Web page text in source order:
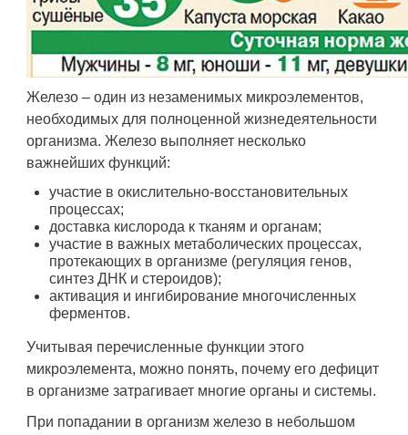
Железо – один из незаменимых микроэлементов,
необходимых для полноценной жизнедеятельности
организма. Железо выполняет несколько
важнейших функций:
участие в окислительно-восстановительных
процессах;
доставка кислорода к тканям и органам;
участие в важных метаболических процессах,
протекающих в организме (регуляция генов,
синтез ДНК и стероидов);
активация и ингибирование многочисленных
ферментов.
Учитывая перечисленные функции этого
микроэлемента, можно понять, почему его дефицит
в организме затрагивает многие органы и системы.
При попадании в организм железо в небольшом